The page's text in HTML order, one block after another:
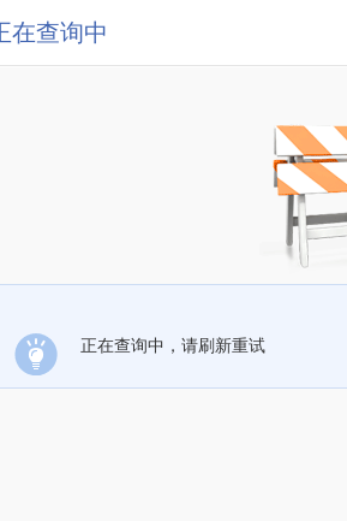
在查询中
正在查询中，请刷新重试